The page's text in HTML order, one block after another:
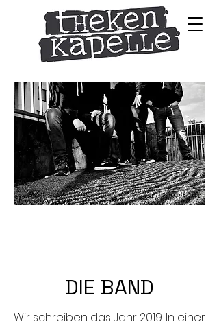
DIE BAND
Wir schreiben das Jahr 2019. In einer